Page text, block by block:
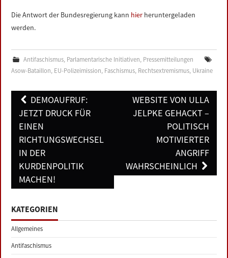
Die Antwort der Bundesregierung kann hier heruntergeladen
werden.
Antifaschismus, Parlamentarische Initiativen, Pressemitteilungen
Asow-Bataillon, EU-Polizeimission, Faschismus, Rechtsextremismus, Ukraine
Post
navigation
DEMOAUFRUF:
JETZT DRUCK FÜR
EINEN
RICHTUNGSWECHSEL
IN DER
KURDENPOLITIK
MACHEN!
WEBSITE VON ULLA
JELPKE GEHACKT –
POLITISCH
MOTIVIERTER
ANGRIFF
WAHRSCHEINLICH
KATEGORIEN
Allgemeines
Antifaschismus